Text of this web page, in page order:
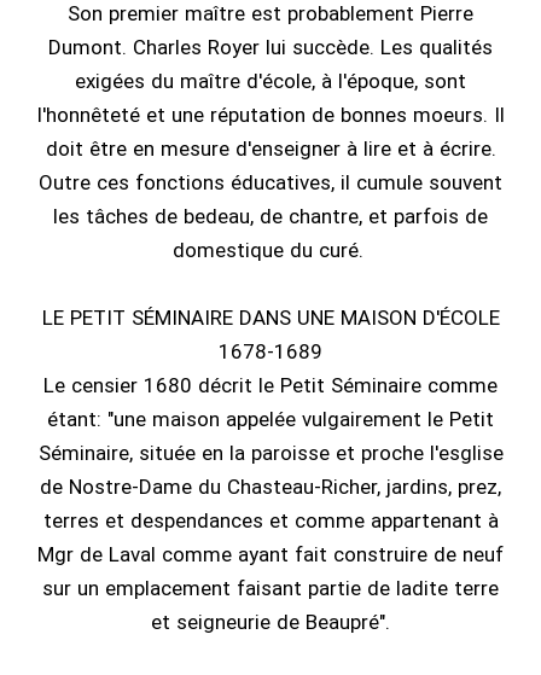
Son premier maître est probablement Pierre
Dumont. Charles Royer lui succède. Les qualités
exigées du maître d'école, à l'époque, sont
l'honnêteté et une réputation de bonnes moeurs. Il
doit être en mesure d'enseigner à lire et à écrire.
Outre ces fonctions éducatives, il cumule souvent
les tâches de bedeau, de chantre, et parfois de
domestique du curé.
LE PETIT SÉMINAIRE DANS UNE MAISON D'ÉCOLE
1678-1689
Le censier 1680 décrit le Petit Séminaire comme
étant: "une maison appelée vulgairement le Petit
Séminaire, située en la paroisse et proche l'esglise
de Nostre-Dame du Chasteau-Richer, jardins, prez,
terres et despendances et comme appartenant à
Mgr de Laval comme ayant fait construire de neuf
sur un emplacement faisant partie de ladite terre
et seigneurie de Beaupré".